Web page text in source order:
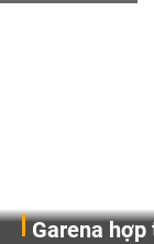
Garena